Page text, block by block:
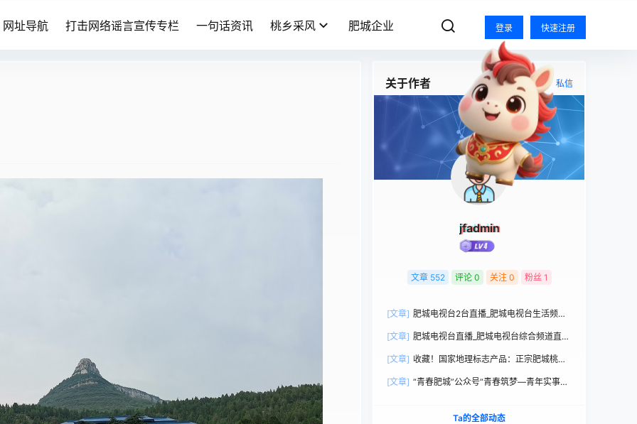
网址导航 打击网络谣言宣传专栏 一句话资讯 桃乡采风 肥城企业 登录 快速注册
关于作者 关注 私信
jfadmin
文章 552 评论 0 关注 0 粉丝 1
[文章] 肥城电视台2台直播_肥城电视台生活频道
[文章] 肥城电视台直播_肥城电视台综合频道直播
[文章] 收藏！国家地理标志产品：正宗肥城桃选
[文章] “青春肥城”公众号“青春筑梦—青年实事直
Ta的全部动态